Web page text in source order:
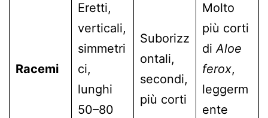
Racemi
Eretti,
verticali,
simmetri
ci,
lunghi
50–80
Suborizz
ontali,
secondi,
più corti
Molto
più corti
diAloe
ferox,
leggerm
ente